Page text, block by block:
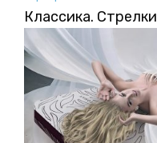
Классика. Стрелки